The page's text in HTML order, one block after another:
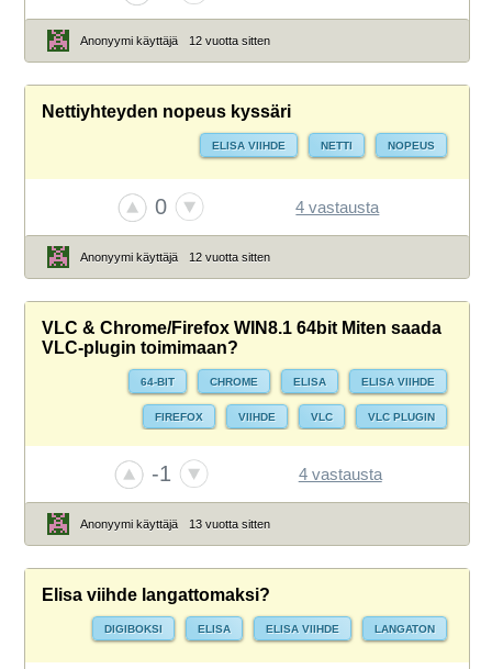
Anonyymi käyttäjä 12 vuotta sitten
Nettiyhteyden nopeus kyssäri
ELISA VIIHDE NETTI NOPEUS
0 4 vastausta
Anonyymi käyttäjä 12 vuotta sitten
VLC & Chrome/Firefox WIN8.1 64bit Miten saada
VLC-plugin toimimaan?
64-BIT CHROME ELISA ELISA VIIHDE
FIREFOX VIIHDE VLC VLC PLUGIN
-1 4 vastausta
Anonyymi käyttäjä 13 vuotta sitten
Elisa viihde langattomaksi?
DIGIBOKSI ELISA ELISA VIIHDE LANGATON